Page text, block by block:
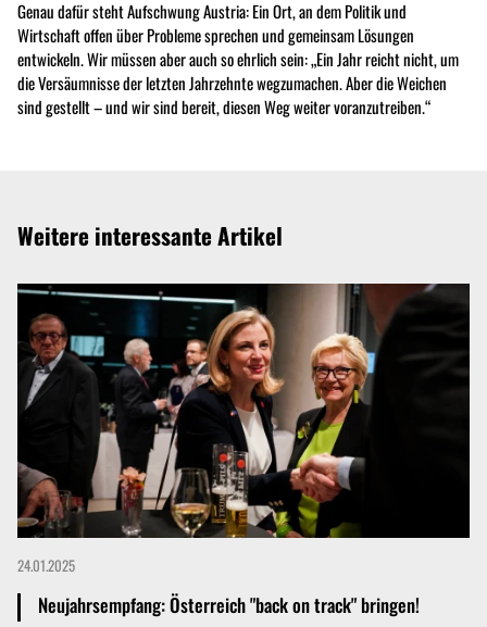
Genau dafür steht Aufschwung Austria: Ein Ort, an dem Politik und
Wirtschaft offen über Probleme sprechen und gemeinsam Lösungen
entwickeln. Wir müssen aber auch so ehrlich sein: „Ein Jahr reicht nicht, um
die Versäumnisse der letzten Jahrzehnte wegzumachen. Aber die Weichen
sind gestellt – und wir sind bereit, diesen Weg weiter voranzutreiben.“
Weitere interessante Artikel
24.01.2025
Neujahrsempfang: Österreich "back on track" bringen!